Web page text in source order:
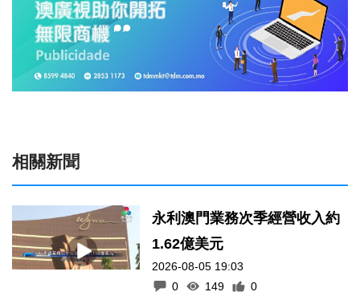
相關新聞
永利澳門業務次季經營收入約
1.62億美元
2026-08-05 19:03
0
149 0